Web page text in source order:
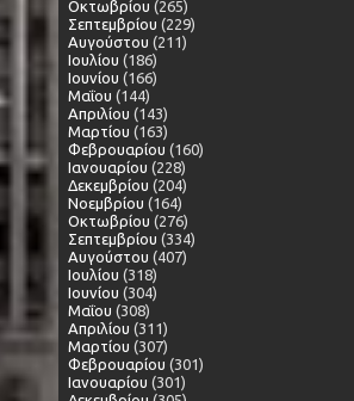
Οκτωβρίου (265)
Σεπτεμβρίου (229)
Αυγούστου (211)
Ιουλίου (186)
Ιουνίου (166)
Μαΐου (144)
Απριλίου (143)
Μαρτίου (163)
Φεβρουαρίου (160)
Ιανουαρίου (228)
Δεκεμβρίου (204)
Νοεμβρίου (164)
Οκτωβρίου (276)
Σεπτεμβρίου (334)
Αυγούστου (407)
Ιουλίου (318)
Ιουνίου (304)
Μαΐου (308)
Απριλίου (311)
Μαρτίου (307)
Φεβρουαρίου (301)
Ιανουαρίου (301)